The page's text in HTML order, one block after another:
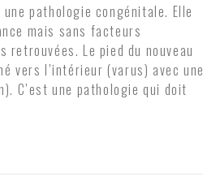
pathologie congénitale. Elle
mais sans facteurs
Le pied du nouveau
vers l’intérieur (varus) avec une
C’est une pathologie qui doit